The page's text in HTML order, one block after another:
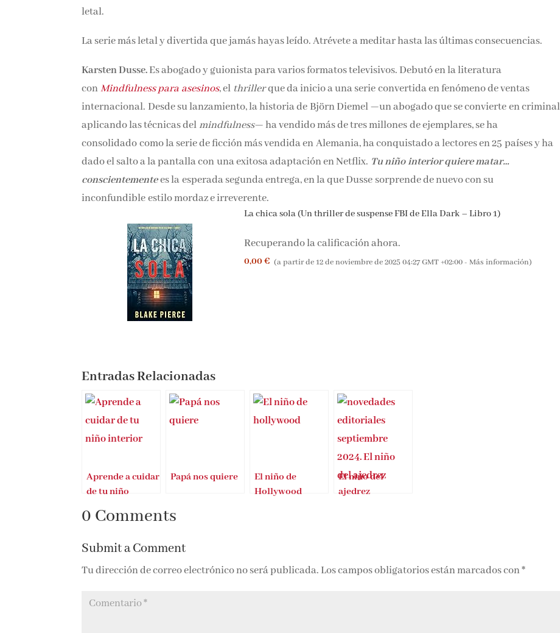
letal.
La serie más letal y divertida que jamás hayas leído. Atrévete a meditar hasta las últimas consecuencias.
Karsten Dusse.Es abogado y guionista para varios formatos televisivos. Debutó en la literatura
conMindfulness para asesinos, el thrillerque da inicio a una serie convertida en fenómeno de ventas
internacional. Desde su lanzamiento, la historia de Björn Diemel —un abogado que se convierte en criminal
aplicando las técnicas delmindfulness— ha vendido más de tres millones de ejemplares, se ha
consolidado como la serie de ficción más vendida en Alemania, ha conquistado a lectores en 25 países y ha
dado el salto a la pantalla con una exitosa adaptación en Netflix. Tu niño interior quiere matar…
conscientementees la esperada segunda entrega, en la que Dusse sorprende de nuevo con su
inconfundible estilo mordaz e irreverente.
La chica sola (Un thriller de suspense FBI de Ella Dark – Libro 1)
Recuperando la calificación ahora.
0,00 € (a partir de 12 de noviembre de 2025 04:27 GMT +02:00 -Más información)
Entradas Relacionadas
Aprende a cuidar
de tu niño
Papá nos quiere
El niño de
Hollywood
El niño del
ajedrez
0 Comments
Submit a Comment
Tu dirección de correo electrónico no será publicada.Los campos obligatorios están marcados con*